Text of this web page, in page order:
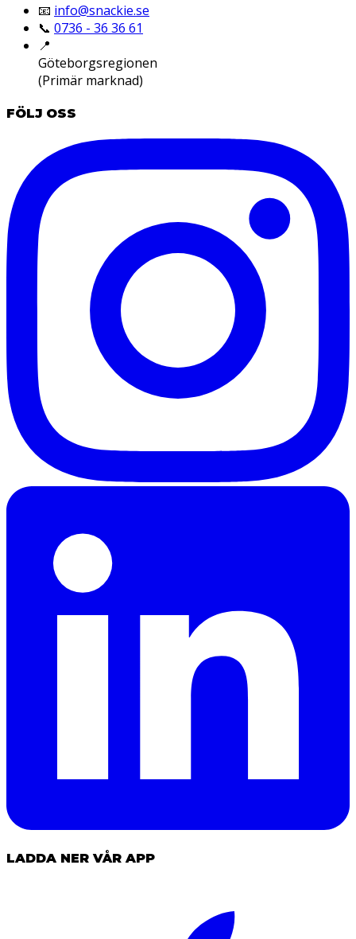
📧 info@snackie.se
📞 0736 - 36 36 61
📍
Göteborgsregionen
(Primär marknad)
FÖLJ OSS
LADDA NER VÅR APP